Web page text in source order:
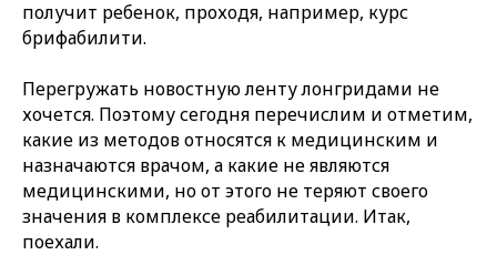
получит ребенок, проходя, например, курс
брифабилити.
Перегружать новостную ленту лонгридами не
хочется. Поэтому сегодня перечислим и отметим,
какие из методов относятся к медицинским и
назначаются врачом, а какие не являются
медицинскими, но от этого не теряют своего
значения в комплексе реабилитации. Итак,
поехали.